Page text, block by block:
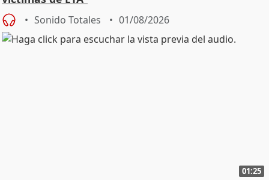
Sonido Totales 01/08/2026
01:25